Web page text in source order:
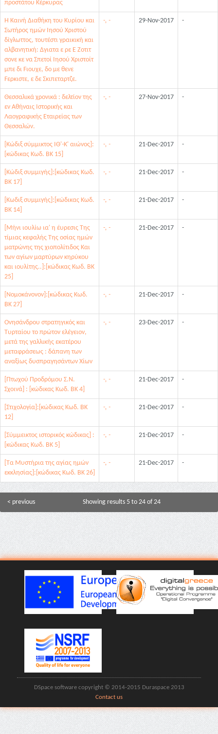
προστάτου Κέρκυρας
Η Καινή Διαθήκη του Κυρίου και
Σωτήρος ημών Ιησού Χριστού
δίγλωττος, τουτέστι γραικική και
αλβανητική: Δγιατα ε ρε Ε Ζοτιτ
σονε κε να Σπετοί Ιησού Χριστοίτ
μπε δι Fιουχε, δο με θενε
Fερκιστε, ε δε Σκιπεταρτζε.
-, - 29-Nov-2017 -
Θεσσαλικά χρονικά : δελτίον της
εν Αθήναις Ιστορικής και
Λαογραφικής Εταιρείας των
Θεσσαλών.
-, - 27-Nov-2017 -
[Κώδιξ σύμμικτος ΙΘ'-Κ' αιώνος]:
[κώδικας Κωδ. ΒΚ 15]
-, - 21-Dec-2017 -
[Κώδιξ συμμιγής]:[κώδικας Κωδ.
ΒΚ 17]
-, - 21-Dec-2017 -
[Κωδιξ συμμιγής]:[κώδικας Κωδ.
ΒΚ 14]
-, - 21-Dec-2017 -
[Μήνι ιουλίω ια' η έυρεσις Της
τίμιας κεφαλής Της οσίας ημών
ματρώνης της χιοπολίτιδος Και
των αγίων μαρτύρων κηρύκου
και ιουλίτης..]:[κώδικας Κωδ. ΒΚ
25]
-, - 21-Dec-2017 -
[Νομοκάνονον]:[κώδικας Κωδ.
ΒΚ 27]
-, - 21-Dec-2017 -
Ονησάνδρου στρατηγικός και
Τυρταίου το πρώτον ελέγειον,
μετά της γαλλικής εκατέρου
μεταφράσεως : δάπανη των
αναξίως δυσπραγησάντων Χίων
-, - 23-Dec-2017 -
[Πτωχού Προδρόμου Σ.Ν.
Σχοινά] : [κώδικας Κωδ. ΒΚ 4]
-, - 21-Dec-2017 -
[Στιχολογία]:[κώδικας Κωδ. ΒΚ
12]
-, - 21-Dec-2017 -
[Σύμμεικτος ιστορικός κώδικας] :
[κώδικας Κωδ. ΒΚ 5]
-, - 21-Dec-2017 -
[Τα Μυστήρια της αγίας ημών
εκκλησίας]:[κώδικας Κωδ. ΒΚ 26]
-, - 21-Dec-2017 -
Showing results 5 to 24 of 24
< previous
DSpace software copyright © 2014-2015 Duraspace 2013
Contact us